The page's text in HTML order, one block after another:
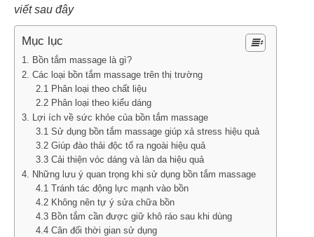
viết sau đây
Mục lục
1. Bồn tắm massage là gì?
2. Các loại bồn tắm massage trên thị trường
2.1 Phân loại theo chất liệu
2.2 Phân loại theo kiểu dáng
3. Lợi ích về sức khỏe của bồn tắm massage
3.1 Sử dụng bồn tắm massage giúp xả stress hiệu quả
3.2 Giúp đào thải độc tố ra ngoài hiệu quả
3.3 Cải thiện vóc dáng và làn da hiệu quả
4. Những lưu ý quan trọng khi sử dụng bồn tắm massage
4.1 Tránh tác động lực mạnh vào bồn
4.2 Không nên tự ý sửa chữa bồn
4.3 Bồn tắm cần được giữ khô ráo sau khi dùng
4.4 Cân đối thời gian sử dụng